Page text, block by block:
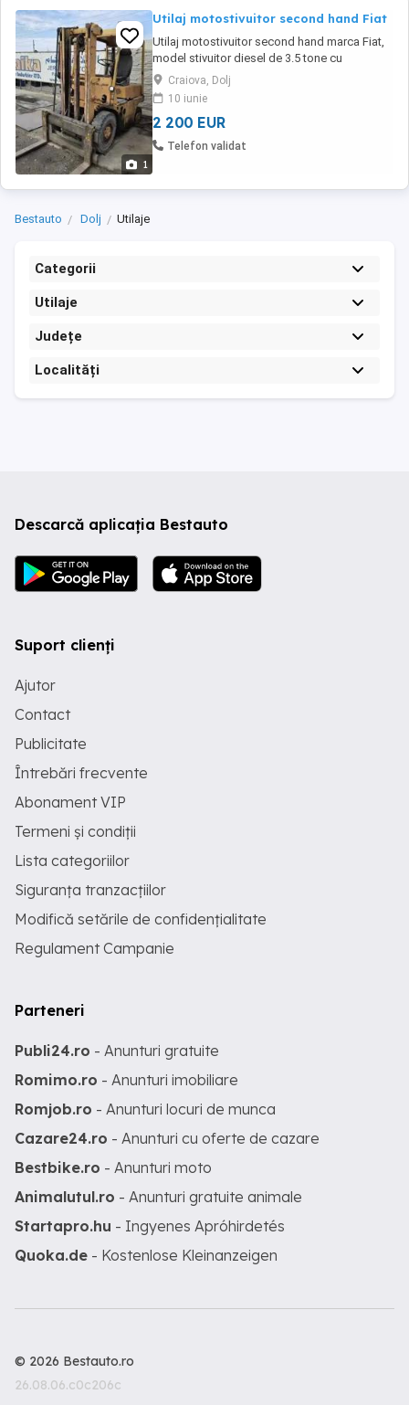
1
Utilaj motostivuitor second hand Fiat
Utilaj motostivuitor second hand marca Fiat,
model stivuitor diesel de 3.5 tone cu
incarcator frontal cu acoperis protectie si
care ridica pana la 3.5 tone. Se prezinta cu
mici probleme la pompa hidraulica mars!
Craiova, Dolj
10 iunie
2 200 EUR
Telefon validat
Bestauto Dolj Utilaje
Categorii
Utilaje
Județe
Localități
Descarcă aplicația Bestauto
Suport clienți
Ajutor
Contact
Publicitate
Întrebări frecvente
Abonament VIP
Termeni și condiții
Lista categoriilor
Siguranța tranzacțiilor
Modifică setările de confidențialitate
Regulament Campanie
Parteneri
Publi24.ro - Anunturi gratuite
Romimo.ro - Anunturi imobiliare
Romjob.ro - Anunturi locuri de munca
Cazare24.ro - Anunturi cu oferte de cazare
Bestbike.ro - Anunturi moto
Animalutul.ro - Anunturi gratuite animale
Startapro.hu - Ingyenes Apróhirdetés
Quoka.de - Kostenlose Kleinanzeigen
© 2026 Bestauto.ro
26.08.06.c0c206c